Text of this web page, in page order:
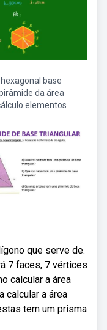
hexagonal base
da área
elementos
que serve de.
7 faces, 7 vértices
calcular a área
calcular a área
tem um prisma